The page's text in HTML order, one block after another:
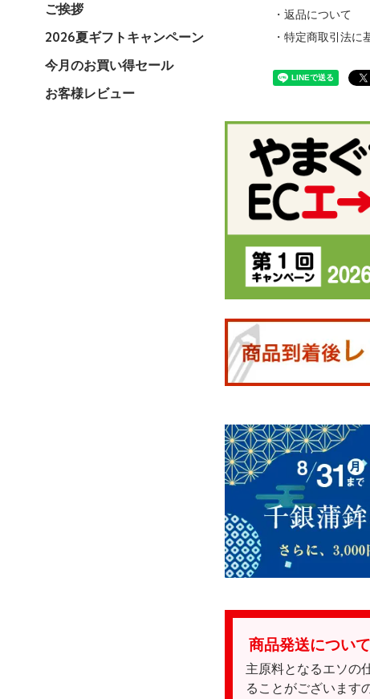
ご挨拶
2026夏ギフトキャンペーン
今月のお買い得セール
お客様レビュー
・返品について
・特定商取引法に
商品発送につい
主原料となるエソの
ることがございます